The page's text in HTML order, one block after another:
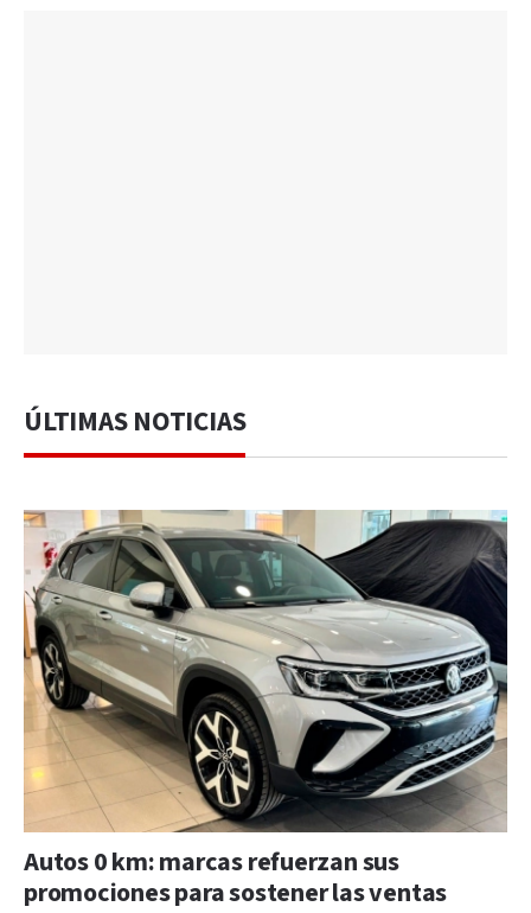
ÚLTIMAS NOTICIAS
Autos 0 km: marcas refuerzan sus
promociones para sostener las ventas